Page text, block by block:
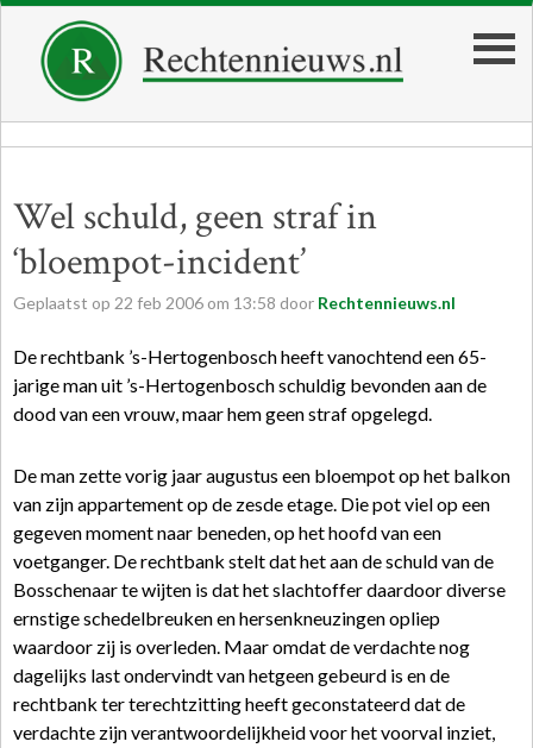
Wel schuld, geen straf in
‘bloempot-incident’
Geplaatst op 22 feb 2006 om 13:58 door Rechtennieuws.nl
De rechtbank ’s-Hertogenbosch heeft vanochtend een 65-
jarige man uit ’s-Hertogenbosch schuldig bevonden aan de
dood van een vrouw, maar hem geen straf opgelegd.
De man zette vorig jaar augustus een bloempot op het balkon
van zijn appartement op de zesde etage. Die pot viel op een
gegeven moment naar beneden, op het hoofd van een
voetganger. De rechtbank stelt dat het aan de schuld van de
Bosschenaar te wijten is dat het slachtoffer daardoor diverse
ernstige schedelbreuken en hersenkneuzingen opliep
waardoor zij is overleden. Maar omdat de verdachte nog
dagelijks last ondervindt van hetgeen gebeurd is en de
rechtbank ter terechtzitting heeft geconstateerd dat de
verdachte zijn verantwoordelijkheid voor het voorval inziet,